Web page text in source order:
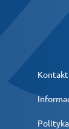
Kontakt